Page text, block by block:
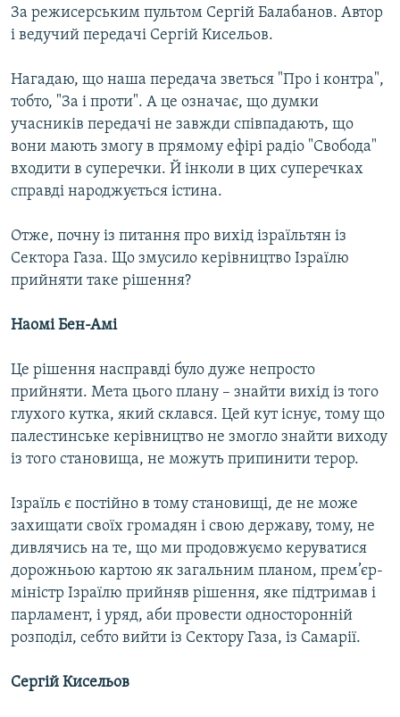
За режисерським пультом Сергій Балабанов. Автор
і ведучий передачі Сергій Кисельов.
Нагадаю, що наша передача зветься "Про і контра",
тобто, "За і проти". А це означає, що думки
учасників передачі не завжди співпадають, що
вони мають змогу в прямому ефірі радіо "Свобода"
входити в суперечки. Й інколи в цих суперечках
справді народжується істина.
Отже, почну із питання про вихід ізраїльтян із
Сектора Газа. Що змусило керівництво Ізраїлю
прийняти таке рішення?
Наомі Бен-Амі
Це рішення насправді було дуже непросто
прийняти. Мета цього плану – знайти вихід із того
глухого кутка, який склався. Цей кут існує, тому що
палестинське керівництво не змогло знайти виходу
із того становища, не можуть припинити терор.
Ізраїль є постійно в тому становищі, де не може
захищати своїх громадян і свою державу, тому, не
дивлячись на те, що ми продовжуємо керуватися
дорожньою картою як загальним планом, прем’єр-
міністр Ізраїлю прийняв рішення, яке підтримав і
парламент, і уряд, аби провести односторонній
розподіл, себто вийти із Сектору Газа, із Самарії.
Сергій Кисельов